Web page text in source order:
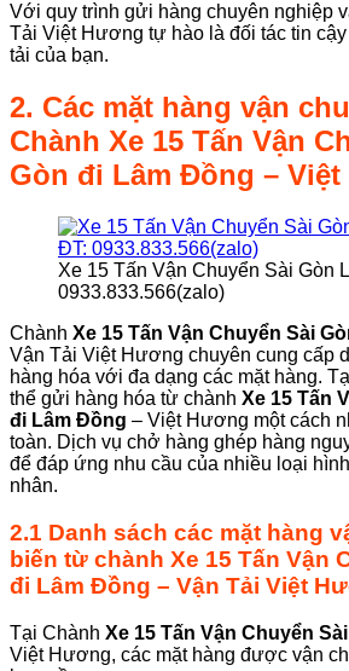
Với quy trình gửi hàng chuyên nghiệp
Tải Việt Hương tự hào là đối tác tin
tải của bạn.
2. Các mặt hàng vận
Chành Xe 15 Tấn Vận
Gòn đi Lâm Đồng –
Xe 15 Tấn Vận Chuyển Sài Gòn
0933.833.566(zalo)
Chành Xe 15 Tấn Vận Chuyển Sài
Vận Tải Việt Hương chuyên cung cấp
hàng hóa với đa dạng các mặt hàng.
thể gửi hàng hóa từ chành Xe 15 Tấn
đi Lâm Đồng – Việt Hương một cách
toàn. Dịch vụ chở hàng ghép hàng
để đáp ứng nhu cầu của nhiều loại
nhân.
2.1 Danh sách các mặt hàng
biến từ chành Xe 15 Tấn Vận
đi Lâm Đồng – Vận Tải Việt
Tại Chành Xe 15 Tấn Vận Chuyển
Việt Hương, các mặt hàng được vận